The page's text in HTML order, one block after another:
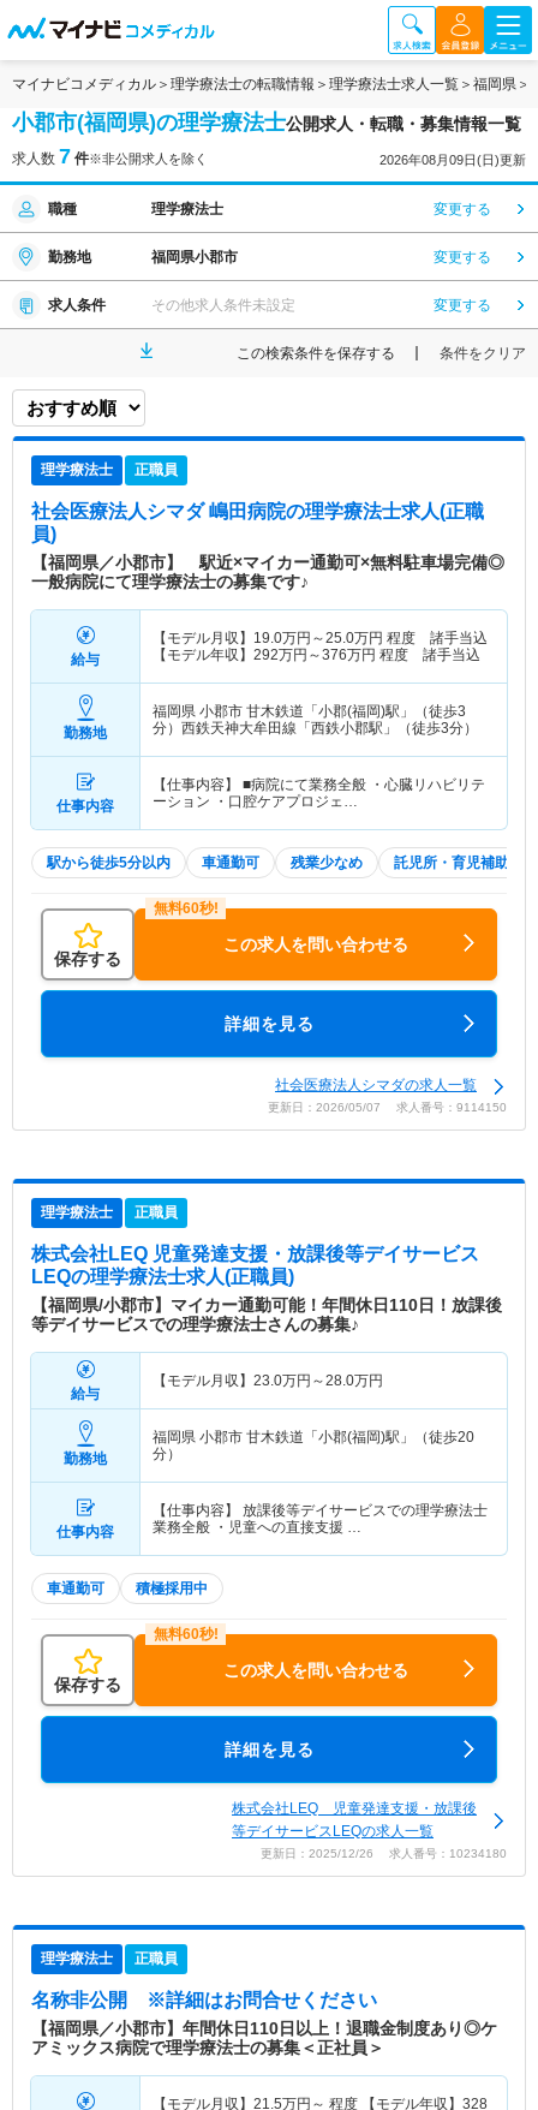
マイナビコメディカル 理学療法士の転職情報 理学療法士求人一覧 福岡県
小郡市(福岡県)の理学療法士公開求人・転職・募集情報一覧
求人数 7 件※非公開求人を除く 2026年08月09日(日)更新
職種 理学療法士 変更する
勤務地 福岡県小郡市 変更する
求人条件 その他求人条件未設定 変更する
この検索条件を保存する 条件をクリア
理学療法士 正職員
社会医療法人シマダ 嶋田病院の理学療法士求人(正職
員)
【福岡県／小郡市】 駅近×マイカー通勤可×無料駐車場完備◎
一般病院にて理学療法士の募集です♪
給与
【モデル月収】 19.0万円～25.0万円 程度 諸手当込
【モデル年収】 292万円～376万円 程度 諸手当込
勤務地
福岡県 小郡市 甘木鉄道「小郡(福岡)駅」（徒歩3
分）西鉄天神大牟田線「西鉄小郡駅」（徒歩3分）
仕事内容
【仕事内容】 ■病院にて業務全般 ・心臓リハビリテ
ーション ・口腔ケアプロジェ…
駅から徒歩5分以内 車通勤可 残業少なめ 託児所・育児補助
保存する
この求人を問い合わせる
詳細を見る
社会医療法人シマダの求人一覧
更新日：2026/05/07 求人番号：9114150
理学療法士 正職員
株式会社LEQ 児童発達支援・放課後等デイサービス
LEQの理学療法士求人(正職員)
【福岡県/小郡市】マイカー通勤可能！年間休日110日！放課後
等デイサービスでの理学療法士さんの募集♪
給与
【モデル月収】 23.0万円～28.0万円
勤務地
福岡県 小郡市 甘木鉄道「小郡(福岡)駅」（徒歩20
分）
仕事内容
【仕事内容】 放課後等デイサービスでの理学療法士
業務全般 ・児童への直接支援 …
車通勤可 積極採用中
保存する
この求人を問い合わせる
詳細を見る
株式会社LEQ 児童発達支援・放課後
等デイサービスLEQの求人一覧
更新日：2025/12/26 求人番号：10234180
理学療法士 正職員
名称非公開 ※詳細はお問合せください
【福岡県／小郡市】年間休日110日以上！退職金制度あり◎ケ
アミックス病院で理学療法士の募集＜正社員＞
【モデル月収】 21.5万円～ 程度 【モデル年収】 328